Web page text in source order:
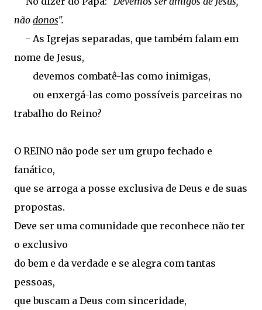
não donos".
- As Igrejas separadas, que também falam em
nome de Jesus,
devemos combatê-las como inimigas,
ou enxergá-las como possíveis parceiras no
trabalho do Reino?
O REINO não pode ser um grupo fechado e
fanático,
que se arroga a posse exclusiva de Deus e de suas
propostas.
Deve ser uma comunidade que reconhece não ter
o exclusivo
do bem e da verdade e se alegra com tantas
pessoas,
que buscam a Deus com sinceridade,